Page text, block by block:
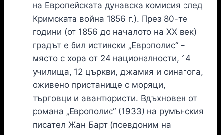
на Европейската дунавска комисия след
Кримската война 1856 г.). През 80-те
години (от 1856 до началото на ХХ век)
градът е бил истински „Европолис“ –
място с хора от 24 националности, 14
училища, 12 църкви, джамия и синагога,
оживено пристанище с моряци,
търговци и авантюристи. Вдъхновен от
романа „Европолис“ (1933) на румънския
писател Жан Барт (псевдоним на